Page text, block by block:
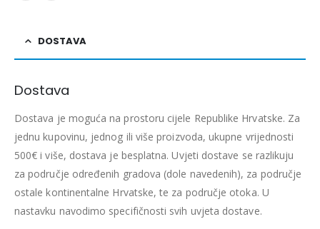
DOSTAVA
Dostava
Dostava je moguća na prostoru cijele Republike Hrvatske. Za
jednu kupovinu, jednog ili više proizvoda, ukupne vrijednosti
500€ i više, dostava je besplatna. Uvjeti dostave se razlikuju
za područje određenih gradova (dole navedenih), za područje
ostale kontinentalne Hrvatske, te za područje otoka. U
nastavku navodimo specifičnosti svih uvjeta dostave.